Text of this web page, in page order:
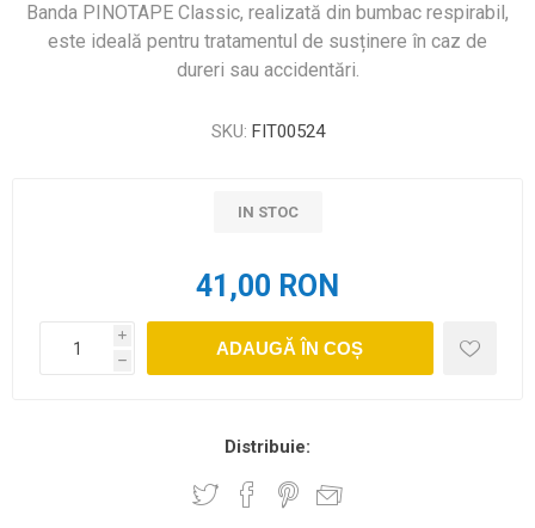
Banda PINOTAPE Classic, realizată din bumbac respirabil,
este ideală pentru tratamentul de susținere în caz de
dureri sau accidentări.
SKU: FIT00524
IN STOC
41,00 RON
i
h
ADAUGĂ ÎN COȘ
Distribuie: